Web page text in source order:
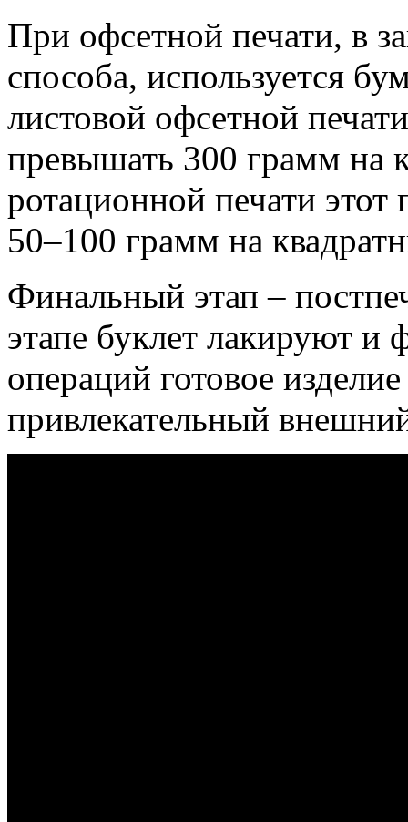
При офсетной печати, в
способа, используется
листовой офсетной
превышать 300 грамм на
ротационной печати этот
50–100 грамм на
Финальный этап –
этапе буклет лакируют
операций готовое
привлекательный